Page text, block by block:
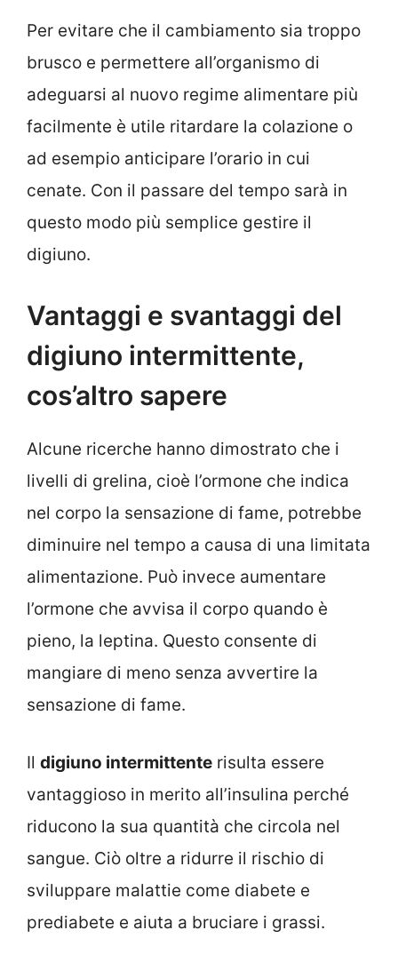
Per evitare che il cambiamento sia troppo
brusco e permettere all’organismo di
adeguarsi al nuovo regime alimentare più
facilmente è utile ritardare la colazione o
ad esempio anticipare l’orario in cui
cenate. Con il passare del tempo sarà in
questo modo più semplice gestire il
digiuno.
Vantaggi e svantaggi del
digiuno intermittente,
cos’altro sapere
Alcune ricerche hanno dimostrato che i
livelli di grelina, cioè l’ormone che indica
nel corpo la sensazione di fame, potrebbe
diminuire nel tempo a causa di una limitata
alimentazione. Può invece aumentare
l’ormone che avvisa il corpo quando è
pieno, la leptina. Questo consente di
mangiare di meno senza avvertire la
sensazione di fame.
Il digiuno intermittente risulta essere
vantaggioso in merito all’insulina perché
riducono la sua quantità che circola nel
sangue. Ciò oltre a ridurre il rischio di
sviluppare malattie come diabete e
prediabete e aiuta a bruciare i grassi.